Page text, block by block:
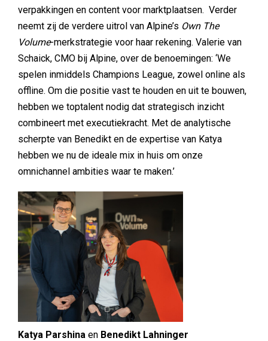
verpakkingen en content voor marktplaatsen. Verder
neemt zij de verdere uitrol van Alpine’s Own The
Volume-merkstrategie voor haar rekening. Valerie van
Schaick, CMO bij Alpine, over de benoemingen: ‘We
spelen inmiddels Champions League, zowel online als
offline. Om die positie vast te houden en uit te bouwen,
hebben we toptalent nodig dat strategisch inzicht
combineert met executiekracht. Met de analytische
scherpte van Benedikt en de expertise van Katya
hebben we nu de ideale mix in huis om onze
omnichannel ambities waar te maken.’
Katya Parshina en Benedikt Lahninger